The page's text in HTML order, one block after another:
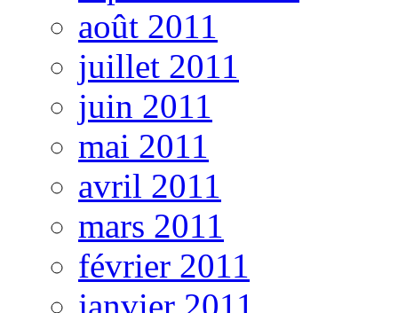
août 2011
juillet 2011
juin 2011
mai 2011
avril 2011
mars 2011
février 2011